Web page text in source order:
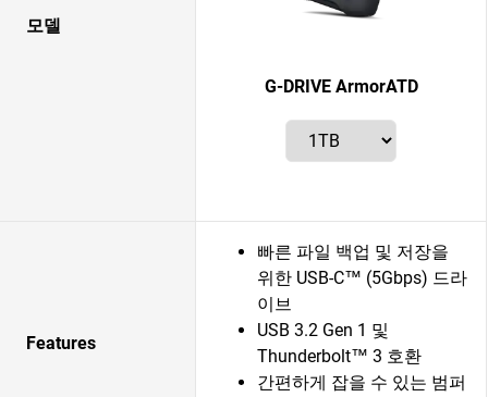
모델
G-DRIVE ArmorATD
Features
빠른 파일 백업 및 저장을
위한 USB-C™ (5Gbps) 드라
이브
USB 3.2 Gen 1 및
Thunderbolt™ 3 호환
간편하게 잡을 수 있는 범퍼